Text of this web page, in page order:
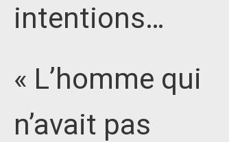
intentions…
« L’homme qui
n’avait pas